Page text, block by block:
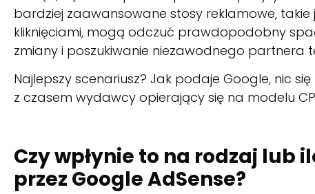
bardziej zaawansowane stosy reklamowe,
kliknięciami, mogą odczuć prawdopodobny
zmiany i poszukiwanie niezawodnego partnera
Najlepszy scenariusz? Jak podaje Google, nic
z czasem wydawcy opierający się na modelu
Czy wpłynie to na rodzaj
przez Google AdSense?